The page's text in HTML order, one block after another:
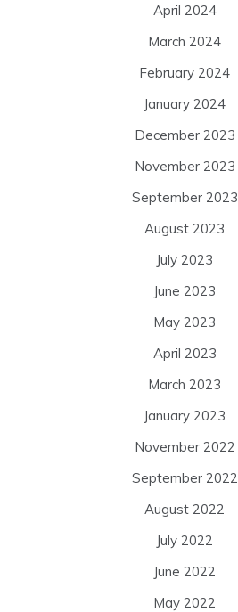
April 2024
March 2024
February 2024
January 2024
December 2023
November 2023
September 2023
August 2023
July 2023
June 2023
May 2023
April 2023
March 2023
January 2023
November 2022
September 2022
August 2022
July 2022
June 2022
May 2022